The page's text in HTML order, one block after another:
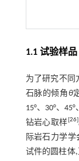
1.1 试验样品
为了研究不同
石脉的倾角 θ
15°、30°、
钻岩心取样 26]
际岩石力学学
试件的圆柱体,